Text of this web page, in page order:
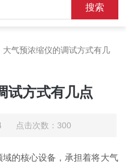
大气预浓缩仪的调试方式有几
试方式有几点
点击次数：300
的核心设备，承担着将大气